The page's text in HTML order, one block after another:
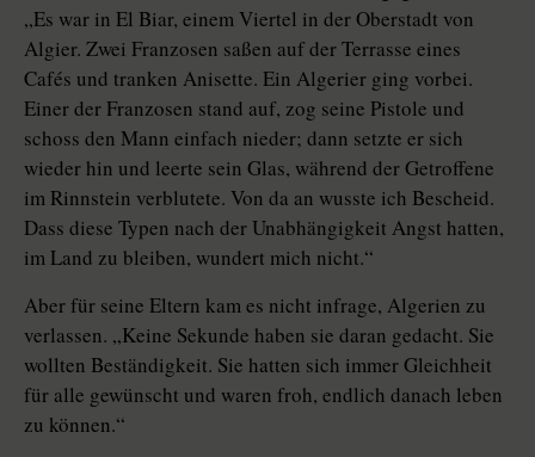
„Es war in El Biar, einem Viertel in der Oberstadt von
Algier. Zwei Franzosen saßen auf der Terrasse eines
Cafés und tranken Anisette. Ein Algerier ging vorbei.
Einer der Franzosen stand auf, zog seine Pistole und
schoss den Mann einfach nieder; dann setzte er sich
wieder hin und leerte sein Glas, während der Getroffene
im Rinnstein verblutete. Von da an wusste ich Bescheid.
Dass diese Typen nach der Unabhängigkeit Angst hatten,
im Land zu bleiben, wundert mich nicht.“
Aber für seine Eltern kam es nicht infrage, Algerien zu
verlassen. „Keine Sekunde haben sie daran gedacht. Sie
wollten Beständigkeit. Sie hatten sich immer Gleichheit
für alle gewünscht und waren froh, endlich danach leben
zu können.“